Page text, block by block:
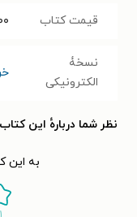
قیمت کتاب
نسخۀ
الکترونیکی
نظر شما دربارهٔ این کتاب
به این